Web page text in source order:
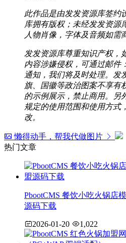
此作品是由发发资源库签约
库拥有版权；未经发发资源
人物肖像，字体及音频如需
发发资源库尊重知识产权，
内容涉嫌侵权，可通过邮件
通知，我们将及时处理。发
旗、国徽等政治图案不享有
的示例展示，禁止商用。另
规定的使用范围和使用方式
改。
懒得动手，帮我代做图片
热门文章
PbootCMS 餐饮小吃火锅店
源码下载
2026-01-20 1,022